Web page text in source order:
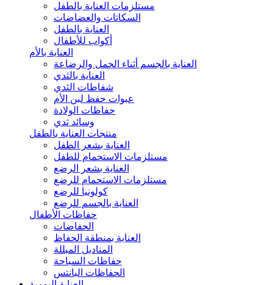
مستلزمات العناية بالطفل
السكاتات والعضاضات
العناية بالطفل
أكواب للأطفال
العناية بالأم
العناية بالجسم أثناء الحمل والرضاعة
العناية بالثدي
شفاطات الثدي
عبوات حفظ لبن الأم
حفاظات الولادة
وسائد ثدي
منتجات العناية بالطفل
العناية بشعر الطفل
مستلزمات الاستحمام للطفل
العناية بشعر الرضع
مستلزمات الاستحمام للرضع
كولونيا للرضع
العناية بالجسم للرضع
حفاظات الأطفال
الحفاضات
العناية بمنطقة الحفاظ
المناديل المبللة
حفاظات السباحة
الحفاظات البانتس